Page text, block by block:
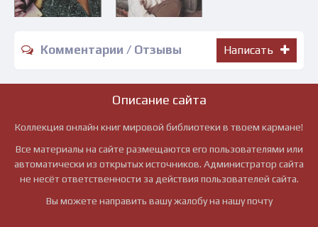
Комментарии / Отзывы Написать
Описание сайта
Коллекция онлайн книг мировой библиотеки в твоем кармане!
Все материалы на сайте размещаются его пользователями или
автоматически из открытых источников. Администратор сайта
не несёт ответственности за действия пользователей сайта.
Вы можете направить вашу жалобу на нашу почту